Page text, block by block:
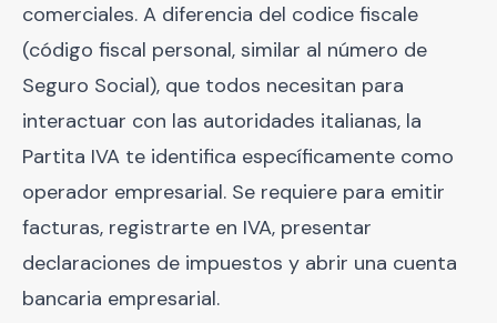
comerciales. A diferencia del codice fiscale
(código fiscal personal, similar al número de
Seguro Social), que todos necesitan para
interactuar con las autoridades italianas, la
Partita IVA te identifica específicamente como
operador empresarial. Se requiere para emitir
facturas, registrarte en IVA, presentar
declaraciones de impuestos y abrir una cuenta
bancaria empresarial.